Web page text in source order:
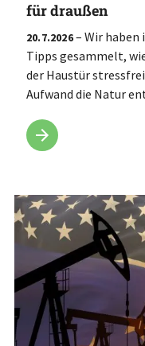
für draußen
20.7.2026– Wir haben
Tipps gesammelt,
der Haustür
Aufwand die Natur